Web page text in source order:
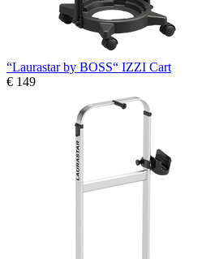
“Laurastar by BOSS“ IZZI Cart
€ 149